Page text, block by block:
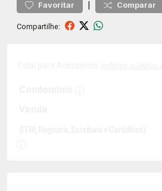
Favoritar | Comparar
Compartilhe: